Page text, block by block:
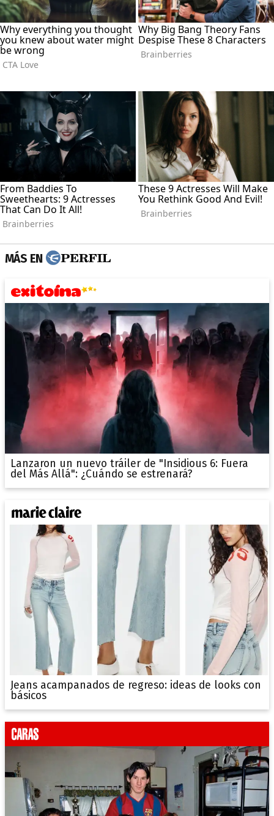
MÁS EN
Lanzaron un nuevo tráiler de "Insidious 6: Fuera
del Más Allá": ¿Cuándo se estrenará?
Jeans acampanados de regreso: ideas de looks con
básicos